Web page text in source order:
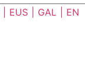
EUS GAL EN